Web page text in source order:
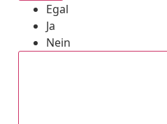
Egal
Ja
Nein